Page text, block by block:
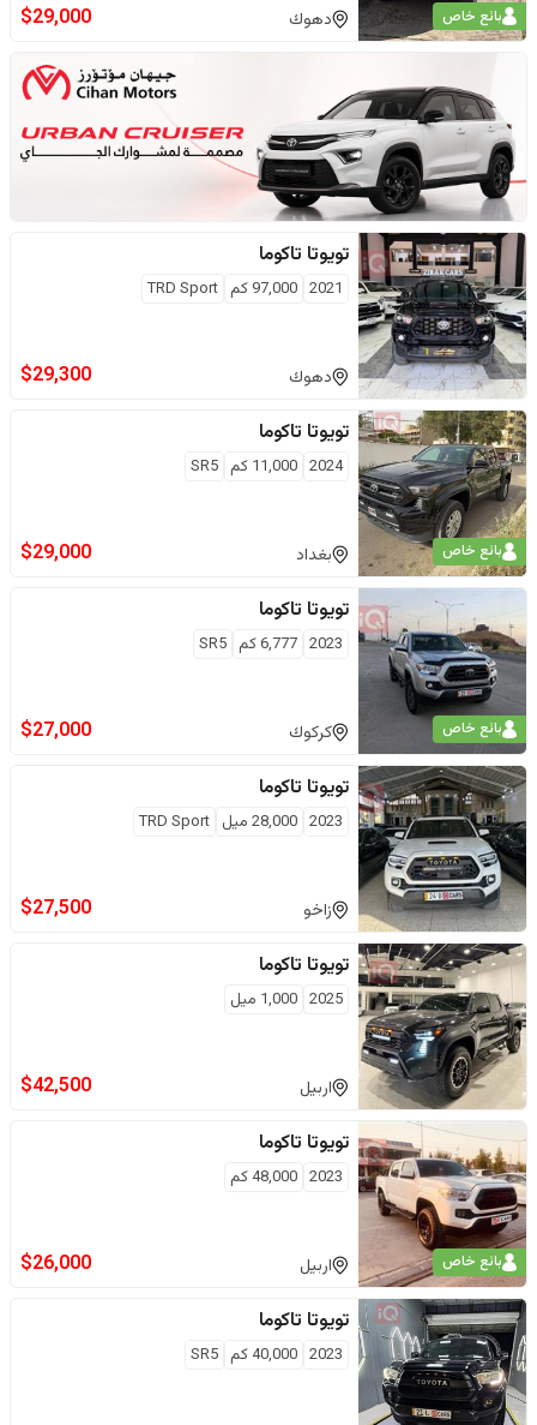
بائع خاص دهوك $29,000
تويوتا تاكوما
2021
97,000 كم TRD Sport
دهوك $29,300
بائع خاص
تويوتا تاكوما
2024
11,000 كم SR5
بغداد $29,000
بائع خاص
تويوتا تاكوما
2023
6,777كم SR5
كركوك $27,000
تويوتا تاكوما
2023
28,000 ميل TRD Sport
زاخو $27,500
تويوتا تاكوما
2025
1,000 ميل
اربيل $42,500
بائع خاص
تويوتا تاكوما
2023
48,000كم
اربيل $26,000
تويوتا تاكوما
2023
40,000كم SR5